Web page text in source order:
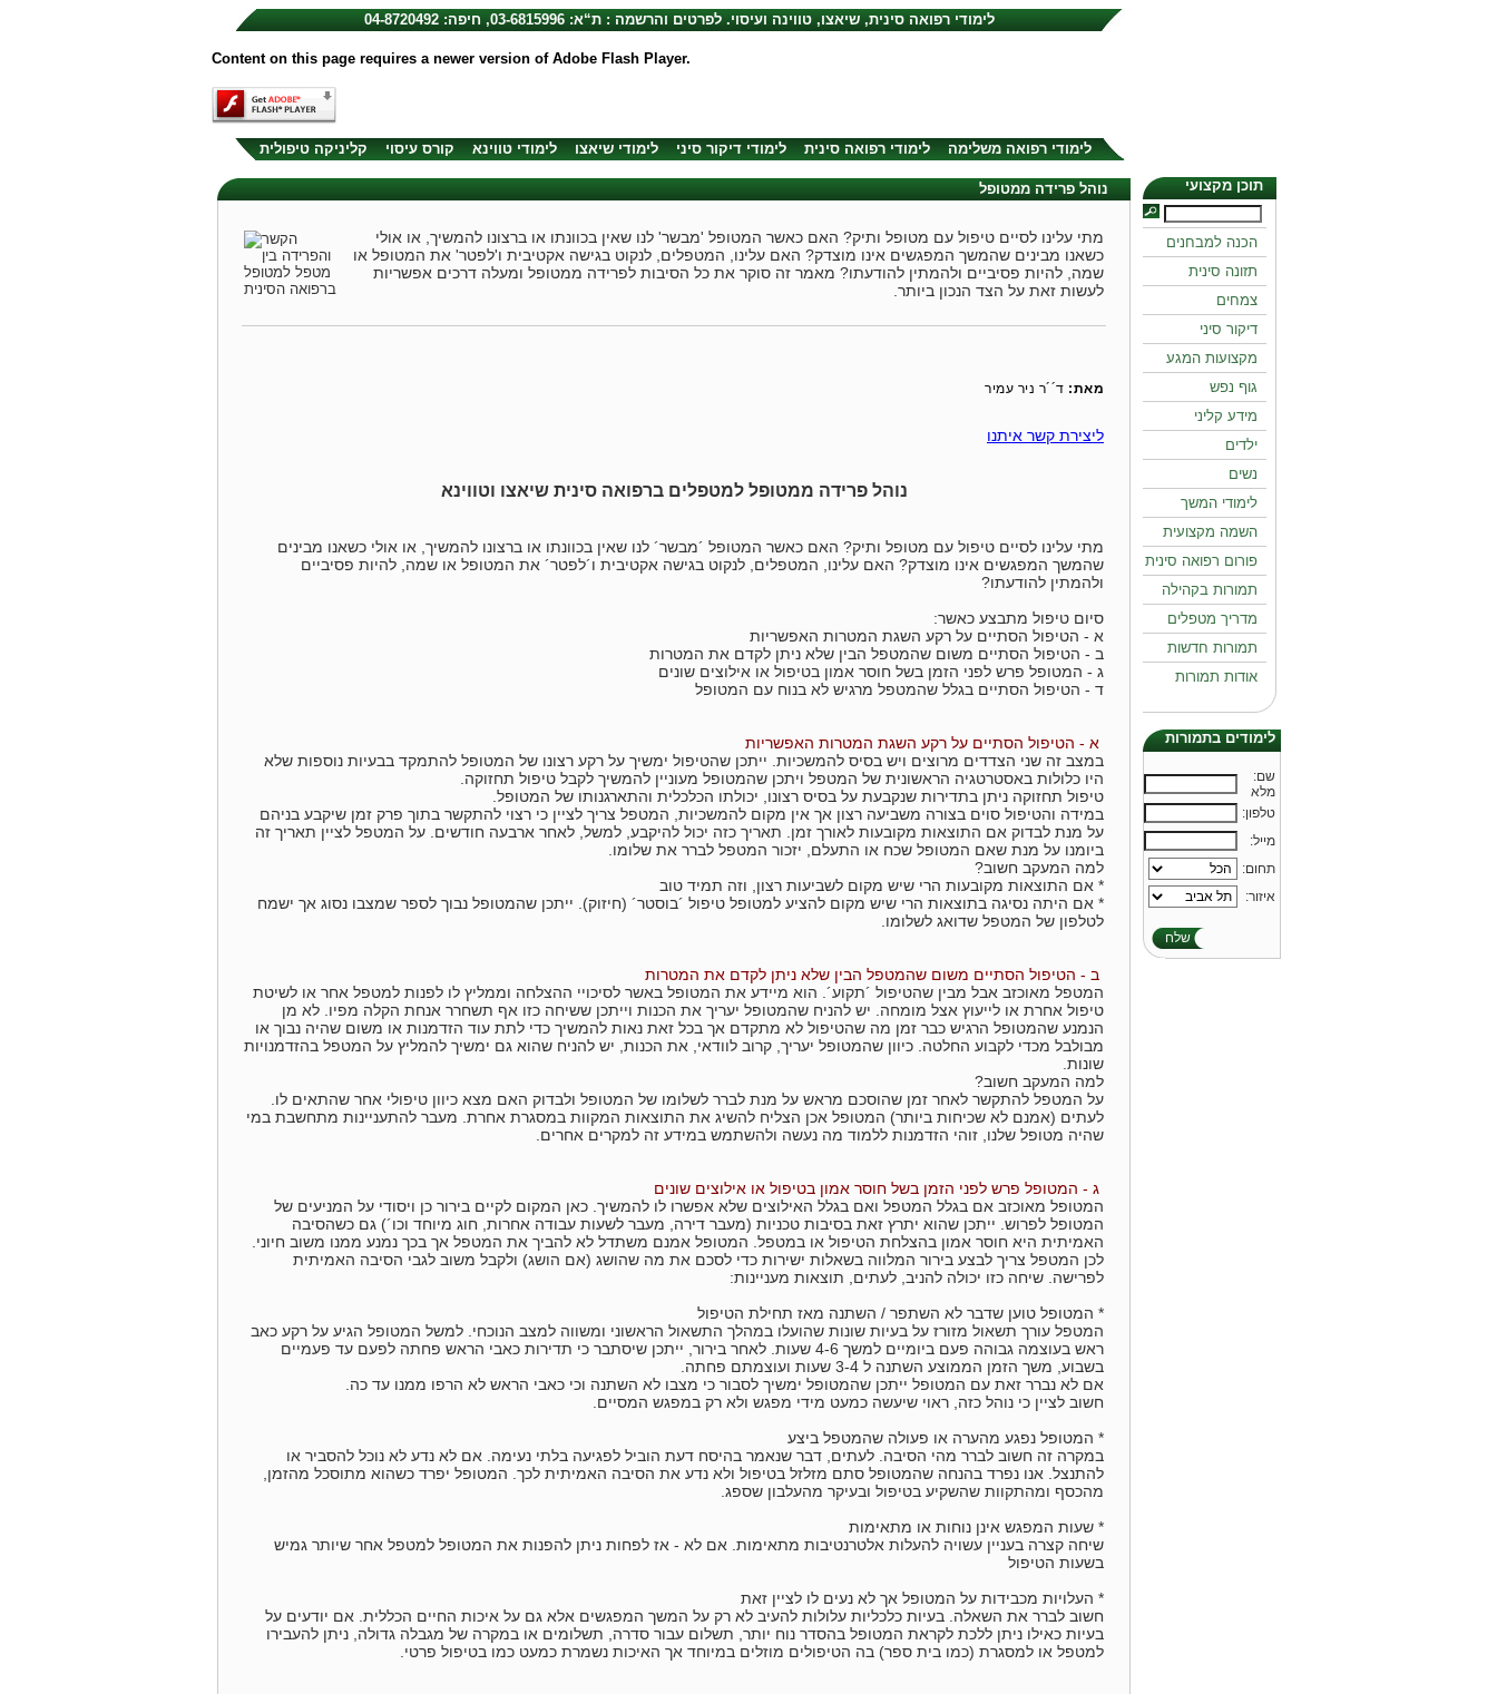
לימודי רפואה סינית, שיאצו, טווינה ועיסוי. לפרטים והרשמה : ת“א: 03-6815996, חיפה: 04-8720492
Content on this page requires a newer version of Adobe Flash Player.
לימודי רפואה משלימה לימודי רפואה סינית לימודי דיקור סיני לימודי שיאצו לימודי טווינא קורס עיסוי קליניקה טיפולית
נוהל פרידה ממטופל
מתי עלינו לסיים טיפול עם מטופל ותיק? האם כאשר המטופל 'מבשר' לנו שאין בכוונתו או ברצונו להמשיך, או אולי
כשאנו מבינים שהמשך המפגשים אינו מוצדק? האם עלינו, המטפלים, לנקוט בגישה אקטיבית ו'לפטר' את המטופל או
שמה, להיות פסיביים ולהמתין להודעתו? מאמר זה סוקר את כל הסיבות לפרידה ממטופל ומעלה דרכים אפשריות
לעשות זאת על הצד הנכון ביותר.
מאת: ד´´ר ניר עמיר
ליצירת קשר איתנו
נוהל פרידה ממטופל למטפלים ברפואה סינית שיאצו וטווינא
מתי עלינו לסיים טיפול עם מטופל ותיק? האם כאשר המטופל ´מבשר´ לנו שאין בכוונתו או ברצונו להמשיך, או אולי כשאנו מבינים
שהמשך המפגשים אינו מוצדק? האם עלינו, המטפלים, לנקוט בגישה אקטיבית ו´לפטר´ את המטופל או שמה, להיות פסיביים
ולהמתין להודעתו?
סיום טיפול מתבצע כאשר:
א - הטיפול הסתיים על רקע השגת המטרות האפשריות
ב - הטיפול הסתיים משום שהמטפל הבין שלא ניתן לקדם את המטרות
ג - המטופל פרש לפני הזמן בשל חוסר אמון בטיפול או אילוצים שונים
ד - הטיפול הסתיים בגלל שהמטפל מרגיש לא בנוח עם המטופל
א - הטיפול הסתיים על רקע השגת המטרות האפשריות
במצב זה שני הצדדים מרוצים ויש בסיס להמשכיות. ייתכן שהטיפול ימשיך על רקע רצונו של המטופל להתמקד בבעיות נוספות שלא
היו כלולות באסטרטגיה הראשונית של המטפל ויתכן שהמטופל מעוניין להמשיך לקבל טיפול תחזוקה.
טיפול תחזוקה ניתן בתדירות שנקבעת על בסיס רצונו, יכולתו הכלכלית והתארגנותו של המטופל.
במידה והטיפול סוים בצורה משביעה רצון אך אין מקום להמשכיות, המטפל צריך לציין כי רצוי להתקשר בתוך פרק זמן שיקבע בניהם
על מנת לבדוק אם התוצאות מקובעות לאורך זמן. תאריך כזה יכול להיקבע, למשל, לאחר ארבעה חודשים. על המטפל לציין תאריך זה
ביומנו על מנת שאם המטופל שכח או התעלם, יזכור המטפל לברר את שלומו.
למה המעקב חשוב?
* אם התוצאות מקובעות הרי שיש מקום לשביעות רצון, וזה תמיד טוב
* אם היתה נסיגה בתוצאות הרי שיש מקום להציע למטופל טיפול ´בוסטר´ (חיזוק). ייתכן שהמטופל נבוך לספר שמצבו נסוג אך ישמח
לטלפון של המטפל שדואג לשלומו.
ב - הטיפול הסתיים משום שהמטפל הבין שלא ניתן לקדם את המטרות
המטפל מאוכזב אבל מבין שהטיפול ´תקוע´. הוא מיידע את המטופל באשר לסיכויי ההצלחה וממליץ לו לפנות למטפל אחר או לשיטת
טיפול אחרת או לייעוץ אצל מומחה. יש להניח שהמטופל יעריך את הכנות וייתכן ששיחה כזו אף תשחרר אנחת הקלה מפיו. לא מן
הנמנע שהמטופל הרגיש כבר זמן מה שהטיפול לא מתקדם אך בכל זאת נאות להמשיך כדי לתת עוד הזדמנות או משום שהיה נבוך או
מבולבל מכדי לקבוע החלטה. כיוון שהמטופל יעריך, קרוב לוודאי, את הכנות, יש להניח שהוא גם ימשיך להמליץ על המטפל בהזדמנויות
שונות.
למה המעקב חשוב?
על המטפל להתקשר לאחר זמן שהוסכם מראש על מנת לברר לשלומו של המטופל ולבדוק האם מצא כיוון טיפולי אחר שהתאים לו.
לעתים (אמנם לא שכיחות ביותר) המטופל אכן הצליח להשיג את התוצאות המקוות במסגרת אחרת. מעבר להתעניינות מתחשבת במי
שהיה מטופל שלנו, זוהי הזדמנות ללמוד מה נעשה ולהשתמש במידע זה למקרים אחרים.
ג - המטופל פרש לפני הזמן בשל חוסר אמון בטיפול או אילוצים שונים
המטופל מאוכזב אם בגלל המטפל ואם בגלל האילוצים שלא אפשרו לו להמשיך. כאן המקום לקיים בירור כן ויסודי על המניעים של
המטופל לפרוש. ייתכן שהוא יתרץ זאת בסיבות טכניות (מעבר דירה, מעבר לשעות עבודה אחרות, חוג מיוחד וכו´) גם כשהסיבה
האמיתית היא חוסר אמון בהצלחת הטיפול או במטפל. המטופל אמנם משתדל לא להביך את המטפל אך בכך נמנע ממנו משוב חיוני.
לכן המטפל צריך לבצע בירור המלווה בשאלות ישירות כדי לסכם את מה שהושג (אם הושג) ולקבל משוב לגבי הסיבה האמיתית
לפרישה. שיחה כזו יכולה להניב, לעתים, תוצאות מעניינות:
* המטופל טוען שדבר לא השתפר / השתנה מאז תחילת הטיפול
המטפל עורך תשאול מזורז על בעיות שונות שהועלו במהלך התשאול הראשוני ומשווה למצב הנוכחי. למשל המטופל הגיע על רקע כאב
ראש בעוצמה גבוהה פעם ביומיים למשך 4-6 שעות. לאחר בירור, ייתכן שיסתבר כי תדירות כאבי הראש פחתה לפעם עד פעמיים
בשבוע, משך הזמן הממוצע השתנה ל 3-4 שעות ועוצמתם פחתה.
אם לא נברר זאת עם המטופל ייתכן שהמטופל ימשיך לסבור כי מצבו לא השתנה וכי כאבי הראש לא הרפו ממנו עד כה.
חשוב לציין כי נוהל כזה, ראוי שיעשה כמעט מידי מפגש ולא רק במפגש המסיים.
* המטופל נפגע מהערה או פעולה שהמטפל ביצע
במקרה זה חשוב לברר מהי הסיבה. לעתים, דבר שנאמר בהיסח דעת הוביל לפגיעה בלתי נעימה. אם לא נדע לא נוכל להסביר או
להתנצל. אנו נפרד בהנחה שהמטופל סתם מזלזל בטיפול ולא נדע את הסיבה האמיתית לכך. המטופל יפרד כשהוא מתוסכל מהזמן,
מהכסף ומהתקוות שהשקיע בטיפול ובעיקר מהעלבון שספג.
* שעות המפגש אינן נוחות או מתאימות
שיחה קצרה בעניין עשויה להעלות אלטרנטיבות מתאימות. אם לא - אז לפחות ניתן להפנות את המטופל למטפל אחר שיותר גמיש
בשעות הטיפול
* העלויות מכבידות על המטופל אך לא נעים לו לציין זאת
חשוב לברר את השאלה. בעיות כלכליות עלולות להעיב לא רק על המשך המפגשים אלא גם על איכות החיים הכללית. אם יודעים על
בעיות כאילו ניתן ללכת לקראת המטופל בהסדר נוח יותר, תשלום עבור סדרה, תשלומים או במקרה של מגבלה גדולה, ניתן להעבירו
למטפל או למסגרת (כמו בית ספר) בה הטיפולים מוזלים במיוחד אך האיכות נשמרת כמעט כמו בטיפול פרטי.
תוכן מקצועי
הכנה למבחנים
תזונה סינית
צמחים
דיקור סיני
מקצועות המגע
גוף נפש
מידע קליני
ילדים
נשים
לימודי המשך
השמה מקצועית
פורום רפואה סינית
תמורות בקהילה
מדריך מטפלים
תמורות חדשות
אודות תמורות
לימודים בתמורות
:שם
מלא
:טלפון
:מייל
:תחום
:איזור
שלח